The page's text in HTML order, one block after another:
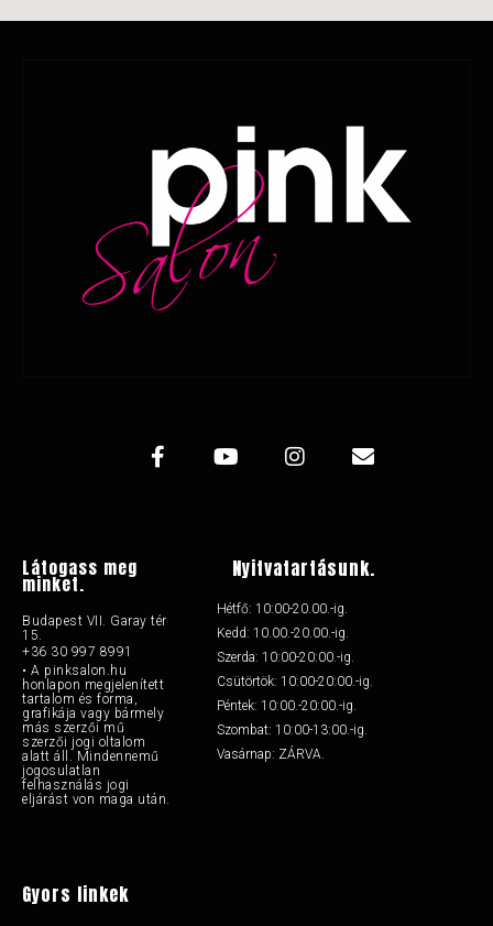
Látogass meg
minket.
Budapest VII. Garay tér
15.
+36 30 997 8991
• A pinksalon.hu
honlapon megjelenített
tartalom és forma,
grafikája vagy bármely
más szerzői mű
szerzői jogi oltalom
alatt áll. Mindennemű
jogosulatlan
felhasználás jogi
eljárást von maga után.
Nyitvatartásunk.
Hétfő: 10:00-20.00.-ig.
Kedd: 10.00.-20.00.-ig.
Szerda: 10:00-20:00.-ig.
Csütörtök: 10:00-20:00.-ig.
Péntek: 10:00.-20:00.-ig.
Szombat: 10:00-13:00.-ig.
Vasárnap: ZÁRVA.
Gyors linkek